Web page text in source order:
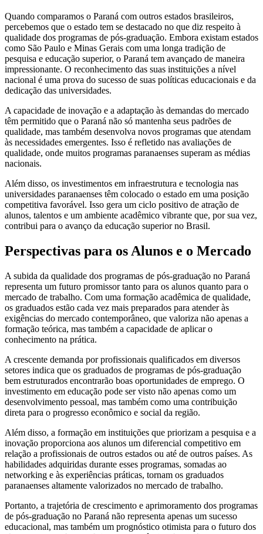
Quando comparamos o Paraná com outros estados brasileiros,
percebemos que o estado tem se destacado no que diz respeito à
qualidade dos programas de pós-graduação. Embora existam estados
como São Paulo e Minas Gerais com uma longa tradição de
pesquisa e educação superior, o Paraná tem avançado de maneira
impressionante. O reconhecimento das suas instituições a nível
nacional é uma prova do sucesso de suas políticas educacionais e da
dedicação das universidades.
A capacidade de inovação e a adaptação às demandas do mercado
têm permitido que o Paraná não só mantenha seus padrões de
qualidade, mas também desenvolva novos programas que atendam
às necessidades emergentes. Isso é refletido nas avaliações de
qualidade, onde muitos programas paranaenses superam as médias
nacionais.
Além disso, os investimentos em infraestrutura e tecnologia nas
universidades paranaenses têm colocado o estado em uma posição
competitiva favorável. Isso gera um ciclo positivo de atração de
alunos, talentos e um ambiente acadêmico vibrante que, por sua vez,
contribui para o avanço da educação superior no Brasil.
Perspectivas para os Alunos e o Mercado
A subida da qualidade dos programas de pós-graduação no Paraná
representa um futuro promissor tanto para os alunos quanto para o
mercado de trabalho. Com uma formação acadêmica de qualidade,
os graduados estão cada vez mais preparados para atender às
exigências do mercado contemporâneo, que valoriza não apenas a
formação teórica, mas também a capacidade de aplicar o
conhecimento na prática.
A crescente demanda por profissionais qualificados em diversos
setores indica que os graduados de programas de pós-graduação
bem estruturados encontrarão boas oportunidades de emprego. O
investimento em educação pode ser visto não apenas como um
desenvolvimento pessoal, mas também como uma contribuição
direta para o progresso econômico e social da região.
Além disso, a formação em instituições que priorizam a pesquisa e a
inovação proporciona aos alunos um diferencial competitivo em
relação a profissionais de outros estados ou até de outros países. As
habilidades adquiridas durante esses programas, somadas ao
networking e às experiências práticas, tornam os graduados
paranaenses altamente valorizados no mercado de trabalho.
Portanto, a trajetória de crescimento e aprimoramento dos programas
de pós-graduação no Paraná não representa apenas um sucesso
educacional, mas também um prognóstico otimista para o futuro dos